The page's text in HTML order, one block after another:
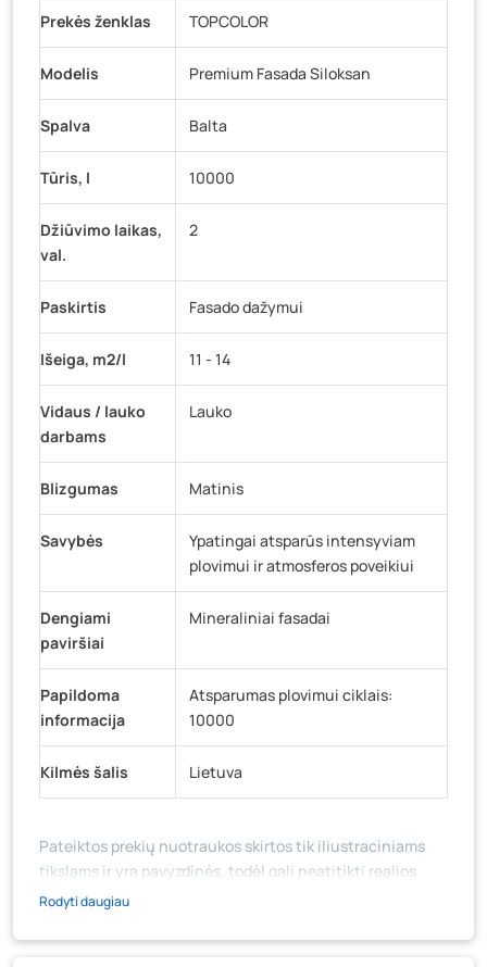
Prekės ženklas TOPCOLOR
Modelis Premium Fasada Siloksan
Spalva Balta
Tūris, l 10000
Džiūvimo laikas,
val.
2
Paskirtis Fasado dažymui
Išeiga, m2/l 11 - 14
Vidaus / lauko
darbams
Lauko
Blizgumas Matinis
Savybės
Ypatingai atsparūs intensyviam
plovimui ir atmosferos poveikiui
Dengiami
paviršiai
Mineraliniai fasadai
Papildoma
informacija
Atsparumas plovimui ciklais:
10000
Kilmės šalis Lietuva
Pateiktos prekių nuotraukos skirtos tik iliustraciniams
tikslams ir yra pavyzdinės, todėl gali neatitikti realios
prekių ir jų pakuotės išvaizdos, komplektacijos, spalvos ar
aprašymu) yra bendrinio pobūdžio, jame nebūtinai
Rodyti daugiau